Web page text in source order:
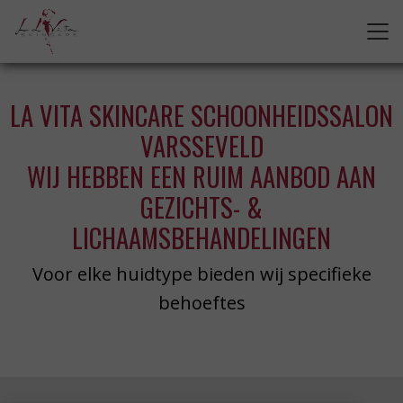
LA VITA SKINCARE SCHOONHEIDSSALON
VARSSEVELD
WIJ HEBBEN EEN RUIM AANBOD AAN
GEZICHTS- &
LICHAAMSBEHANDELINGEN
Voor elke huidtype bieden wij specifieke
behoeftes